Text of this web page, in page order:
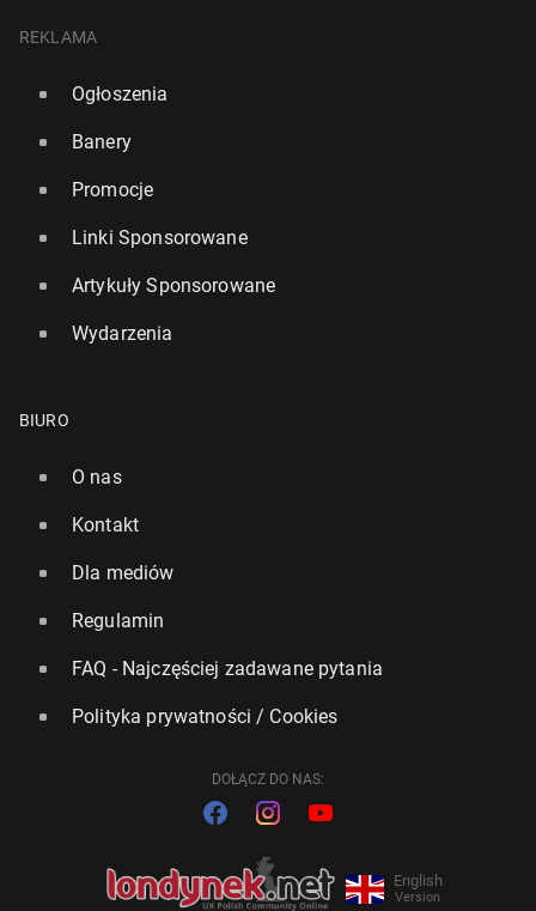
REKLAMA
Ogłoszenia
Banery
Promocje
Linki Sponsorowane
Artykuły Sponsorowane
Wydarzenia
BIURO
O nas
Kontakt
Dla mediów
Regulamin
FAQ - Najczęściej zadawane pytania
Polityka prywatności / Cookies
DOŁĄCZ DO NAS:
English
Version